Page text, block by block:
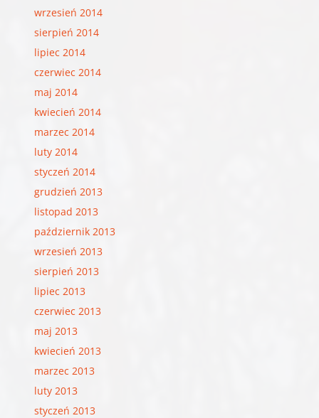
wrzesień 2014
sierpień 2014
lipiec 2014
czerwiec 2014
maj 2014
kwiecień 2014
marzec 2014
luty 2014
styczeń 2014
grudzień 2013
listopad 2013
październik 2013
wrzesień 2013
sierpień 2013
lipiec 2013
czerwiec 2013
maj 2013
kwiecień 2013
marzec 2013
luty 2013
styczeń 2013